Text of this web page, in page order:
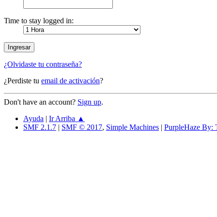
Time to stay logged in:
¿Olvidaste tu contraseña?
¿Perdiste tu email de activación?
Don't have an account? Sign up.
Ayuda | Ir Arriba ▲
SMF 2.1.7 | SMF © 2017, Simple Machines | PurpleHaze By: